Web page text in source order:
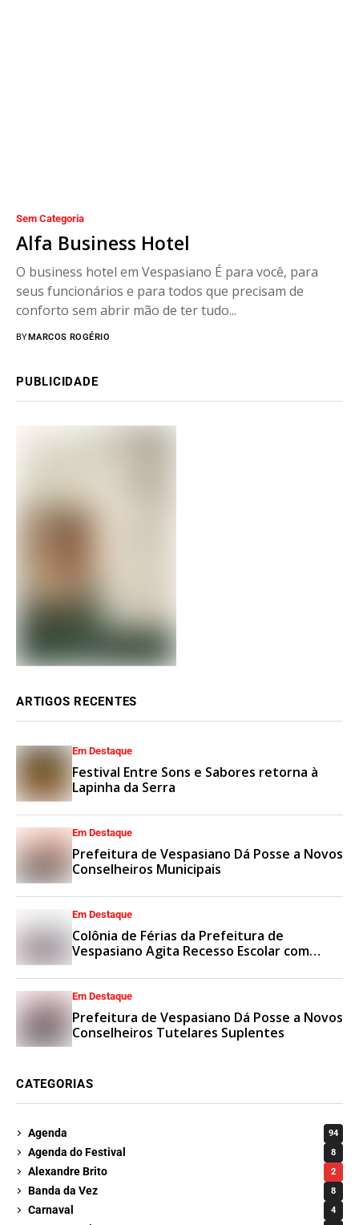
Sem Categoria
Alfa Business Hotel
O business hotel em Vespasiano É para você, para
seus funcionários e para todos que precisam de
conforto sem abrir mão de ter tudo...
BYMARCOS ROGÉRIO
PUBLICIDADE
ARTIGOS RECENTES
Em Destaque
Festival Entre Sons e Sabores retorna à
Lapinha da Serra
Em Destaque
Prefeitura de Vespasiano Dá Posse a Novos
Conselheiros Municipais
Em Destaque
Colônia de Férias da Prefeitura de
Vespasiano Agita Recesso Escolar com
Em Destaque
Prefeitura de Vespasiano Dá Posse a Novos
Conselheiros Tutelares Suplentes
CATEGORIAS
Agenda 94
Agenda do Festival 8
Alexandre Brito 2
Banda da Vez 8
Carnaval 4